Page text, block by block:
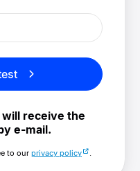
receive the
e-mail.
to our privacy policy .